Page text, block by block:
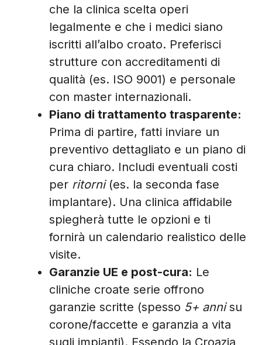
che la clinica scelta operi
legalmente e che i medici siano
iscritti all’albo croato. Preferisci
strutture con accreditamenti di
qualità (es. ISO 9001) e personale
con master internazionali.
Piano di trattamento trasparente:
Prima di partire, fatti inviare un
preventivo dettagliato e un piano di
cura chiaro. Includi eventuali costi
per ritorni(es. la seconda fase
implantare). Una clinica affidabile
spiegherà tutte le opzioni e ti
fornirà un calendario realistico delle
visite.
Garanzie UE e post-cura: Le
cliniche croate serie offrono
garanzie scritte (spesso 5+ annisu
corone/faccette e garanzia a vita
sugli impianti). Essendo la Croazia